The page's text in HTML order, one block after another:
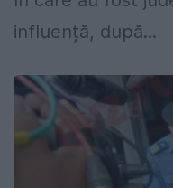
influență, după...